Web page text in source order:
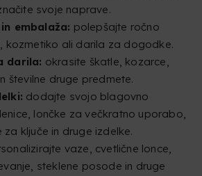
svoje naprave.
embalaža: polepšajte ročno
kozmetiko ali darila za dogodke.
darila: okrasite škatle, kozarce,
številne druge predmete.
dodajte svojo blagovno
lončke za večkratno uporabo,
ključe in druge izdelke.
vaze, cvetlične lonce,
steklene posode in druge